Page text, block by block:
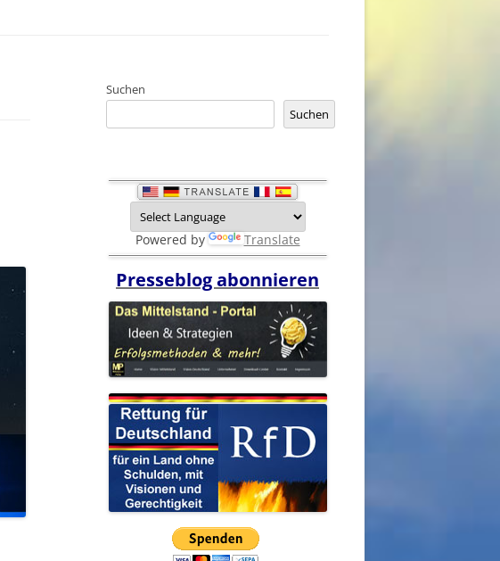
Suchen
Suchen
Powered by Translate
Presseblog abonnieren